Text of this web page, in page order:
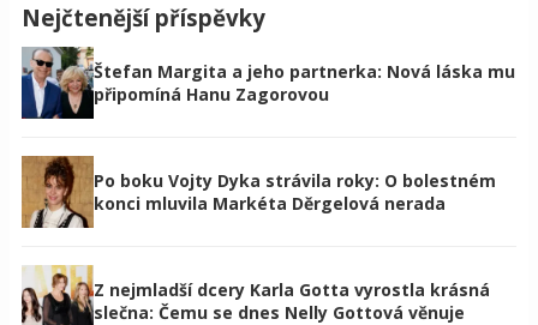
Nejčtenější příspěvky
Štefan Margita a jeho partnerka: Nová láska mu
připomíná Hanu Zagorovou
Po boku Vojty Dyka strávila roky: O bolestném
konci mluvila Markéta Děrgelová nerada
Z nejmladší dcery Karla Gotta vyrostla krásná
slečna: Čemu se dnes Nelly Gottová věnuje